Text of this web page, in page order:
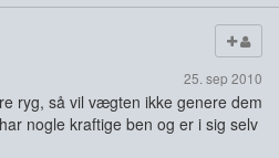
25. sep 2010
ryg, så vil vægten ikke genere dem
nogle kraftige ben og er i sig selv